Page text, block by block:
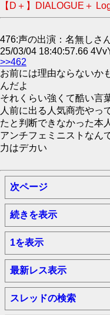
【D＋】DIALOGUE＋
476:声の出演：名無しさ
25/03/04 18:40:57.66
>>462
お前には理由ならないか
んだよ
それくらい強くて酷い言
人前に出る人気商売やっ
たと判断できなかった本
アンチフェミニストなん
力はデカい
次ページ
続きを表示
1を表示
最新レス表示
スレッドの検索